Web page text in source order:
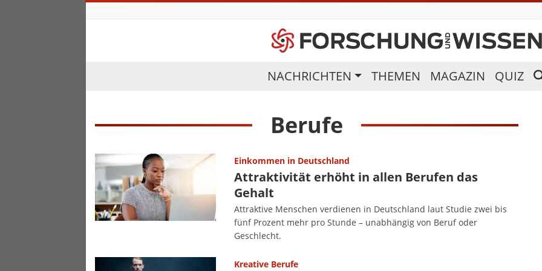
NACHRICHTEN THEMEN MAGAZIN QUIZ
Berufe
Einkommen in Deutschland
Attraktivität erhöht in allen Berufen das
Gehalt
Attraktive Menschen verdienen in Deutschland laut Studie zwei bis
fünf Prozent mehr pro Stunde – unabhängig von Beruf oder
Geschlecht.
Kreative Berufe